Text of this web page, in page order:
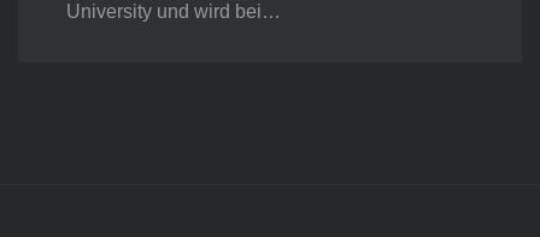
University und wird bei…